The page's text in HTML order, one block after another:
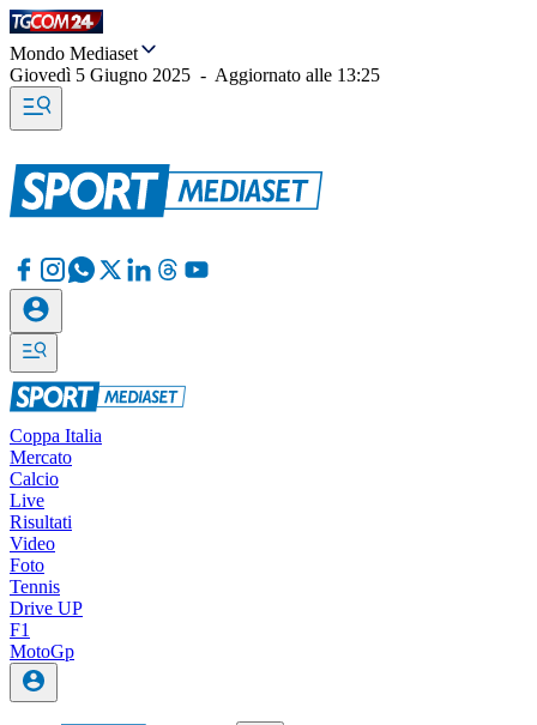
Mondo Mediaset
Giovedì 5 Giugno 2025 - Aggiornato alle 13:25
Coppa Italia
Mercato
Calcio
Live
Risultati
Video
Foto
Tennis
Drive UP
F1
MotoGp